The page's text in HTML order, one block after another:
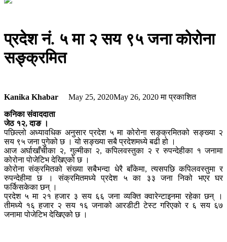
प्रदेश नं. ५ मा २ सय ९५ जना कोरोना
सङ्क्रमित
Kanika Khabar May 25, 2020May 26, 2020मा प्रकाशित
कनिका संवाददाता
जेठ १२, दाङ ।
पछिल्लो अध्यावधिक अनुसार प्रदेश ५ मा कोरोना सङ्क्रमितको सङ्ख्या २
सय ९५ जना पुगेको छ । यो सङ्ख्या सबै प्रदेशमध्ये बढी हो ।
आज अर्घाखाँचीका २, गुल्मीका २, कपिलवस्तुका २ र रुपन्देहीका १ जनामा
कोरोना पोजेटिभ देखिएको छ ।
कोरोना संक्रमितको संख्या सबैभन्दा धेरै बाँकेमा, त्यसपछि कपिलवस्तुमा र
रुपन्देहीमा छ । संक्रमितमध्ये प्रदेश ५ का ३३ जना निको भएर घर
फर्किसकेका छन् ।
प्रदेश ५ मा २१ हजार ३ सय ६६ जना व्यक्ति क्वारेन्टाइनमा रहेका छन् ।
तीमध्ये १६ हजार २ सय १६ जनाको आरडीटी टेस्ट गरिएको र ६ सय ६७
जनामा पोजेटिभ देखिएको छ ।